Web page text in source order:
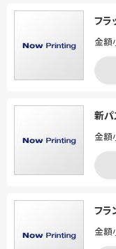
フラ
金額
新パ
金額
フ
金額